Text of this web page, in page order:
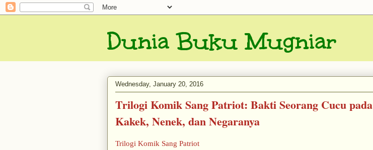
Dunia Buku Mugniar
Wednesday, January 20, 2016
Trilogi Komik Sang Patriot: Bakti Seorang Cucu pada
Kakek, Nenek, dan Negaranya
Trilogi Komik Sang Patriot